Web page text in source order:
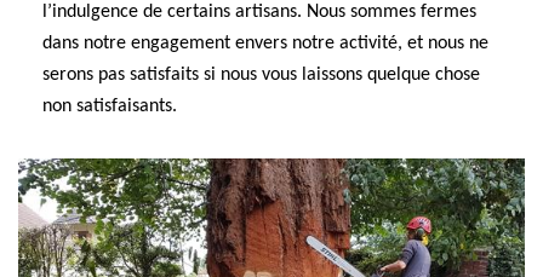
l’indulgence de certains artisans. Nous sommes fermes
dans notre engagement envers notre activité, et nous ne
serons pas satisfaits si nous vous laissons quelque chose
non satisfaisants.